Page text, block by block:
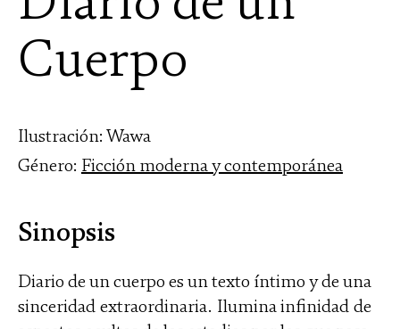
Cuerpo
Ilustración: Wawa
Género: Ficción moderna y contemporánea
Sinopsis
Diario de un cuerpo es un texto íntimo y de una
sinceridad extraordinaria. Ilumina infinidad de